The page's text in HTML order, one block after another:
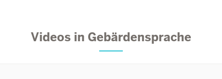
Videos in Gebärdensprache